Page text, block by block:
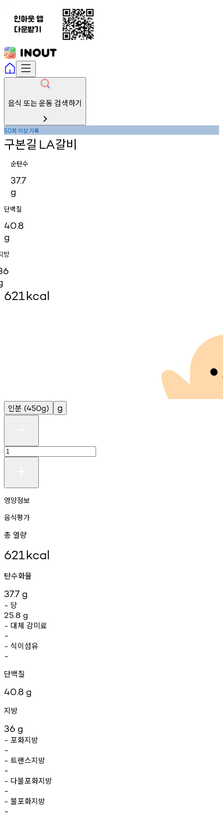
음식 또는 운동 검색하기
50회 이상기록
구본길 LA갈비
순탄수
37.7
g
단백질
40.8
g
방
621kcal
인분 (450g) g
영양정보
음식평가
총 열량
621kcal
탄수화물
37.7 g
- 당
25.8 g
- 대체 감미료
-
- 식이섬유
-
단백질
40.8 g
지방
36 g
- 포화지방
-
- 트랜스지방
-
- 다불포화지방
-
- 불포화지방
-